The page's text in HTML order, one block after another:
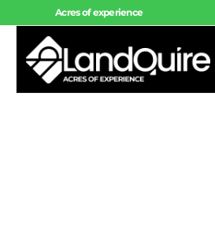
Acres of experience